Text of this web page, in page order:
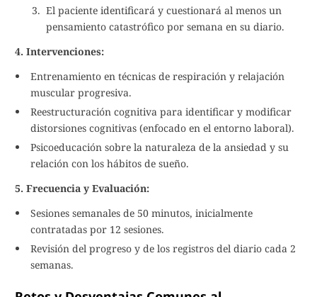
El paciente identificará y cuestionará al menos un
pensamiento catastrófico por semana en su diario.
4. Intervenciones:
Entrenamiento en técnicas de respiración y relajación
muscular progresiva.
Reestructuración cognitiva para identificar y modificar
distorsiones cognitivas (enfocado en el entorno laboral).
Psicoeducación sobre la naturaleza de la ansiedad y su
relación con los hábitos de sueño.
5. Frecuencia y Evaluación:
Sesiones semanales de 50 minutos, inicialmente
contratadas por 12 sesiones.
Revisión del progreso y de los registros del diario cada 2
semanas.